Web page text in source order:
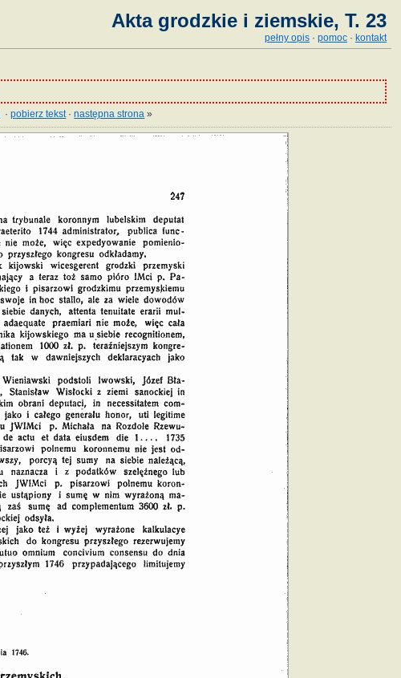
Akta grodzkie i ziemskie, T. 23
pełny opis · pomoc · kontakt
·pobierz tekst·następna strona »